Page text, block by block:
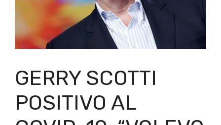
GERRY SCOTTI
POSITIVO AL